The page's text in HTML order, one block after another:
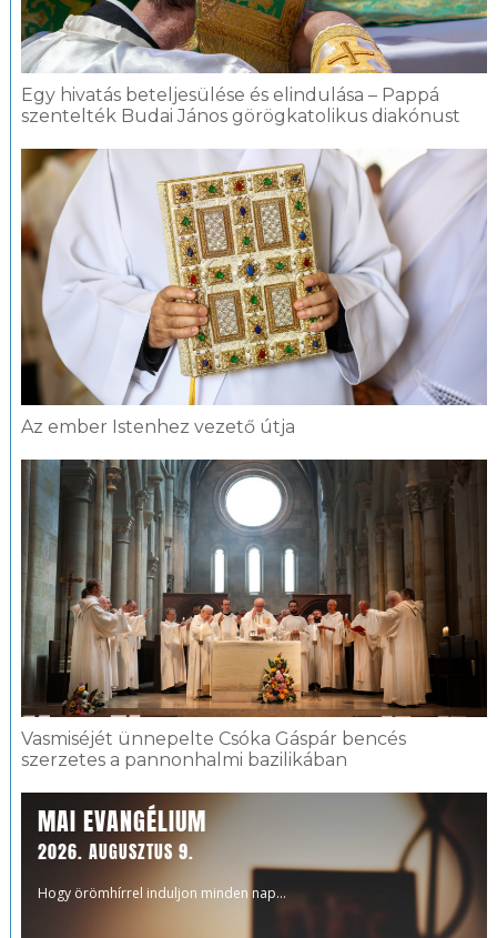
Egy hivatás beteljesülése és elindulása – Pappá
szentelték Budai János görögkatolikus diakónust
Az ember Istenhez vezető útja
Vasmiséjét ünnepelte Csóka Gáspár bencés
szerzetes a pannonhalmi bazilikában
MAI EVANGÉLIUM
2026. AUGUSZTUS 9.
Hogy örömhírrel induljon minden nap...